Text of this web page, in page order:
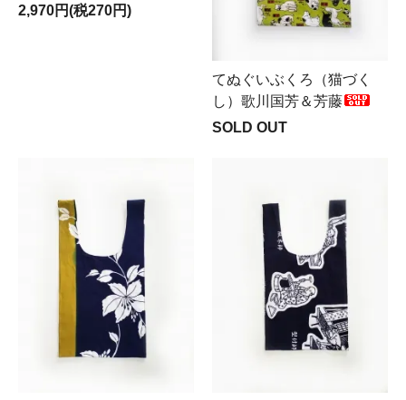
2,970円(税270円)
てぬぐいぶくろ（猫づく
し）歌川国芳＆芳藤
SOLD OUT